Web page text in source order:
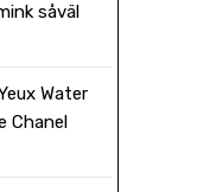
såväl
Water
Chanel